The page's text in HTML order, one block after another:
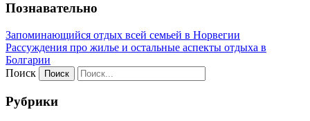
Познавательно
Запоминающийся отдых всей семьей в Норвегии
Рассуждения про жилье и остальные аспекты отдыха в
Болгарии
Поиск
Рубрики